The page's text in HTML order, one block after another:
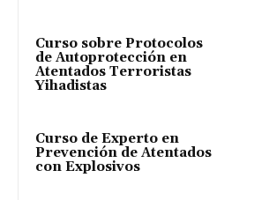
Curso sobre Protocolos
de Autoprotección en
Atentados Terroristas
Yihadistas
Curso de Experto en
Prevención de Atentados
con Explosivos